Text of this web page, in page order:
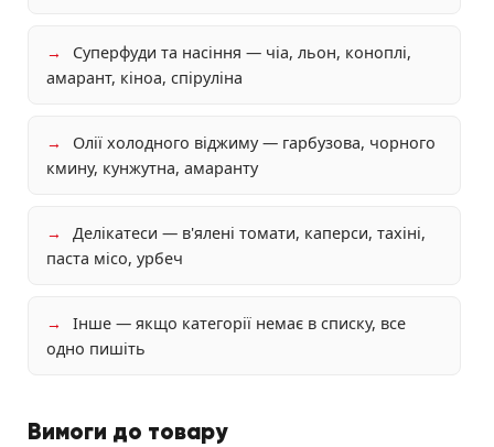
→
Суперфуди та насіння — чіа, льон, коноплі,
амарант, кіноа, спіруліна
→
Олії холодного віджиму — гарбузова, чорного
кмину, кунжутна, амаранту
→
Делікатеси — в'ялені томати, каперси, тахіні,
паста місо, урбеч
→
Інше — якщо категорії немає в списку, все
одно пишіть
Вимоги до товару